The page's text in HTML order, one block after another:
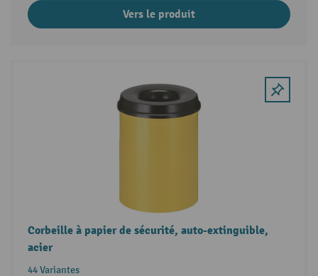
Vers le produit
Corbeille à papier de sécurité, auto-extinguible,
acier
44 Variantes